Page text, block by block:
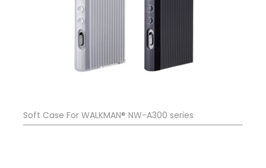
Soft Case For WALKMAN® NW-A300 series